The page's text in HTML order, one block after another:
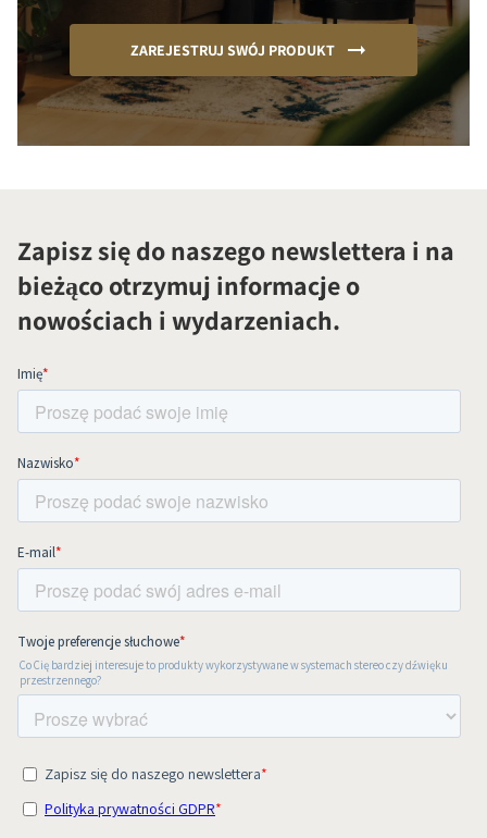
ZAREJESTRUJ SWÓJ PRODUKT
Zapisz się do naszego newslettera i na
bieżąco otrzymuj informacje o
nowościach i wydarzeniach.